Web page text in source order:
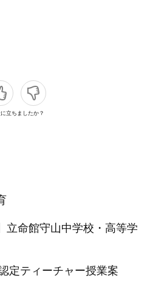
立ちましたか？
立命館守山中学校・高等学
定ティーチャー授業案